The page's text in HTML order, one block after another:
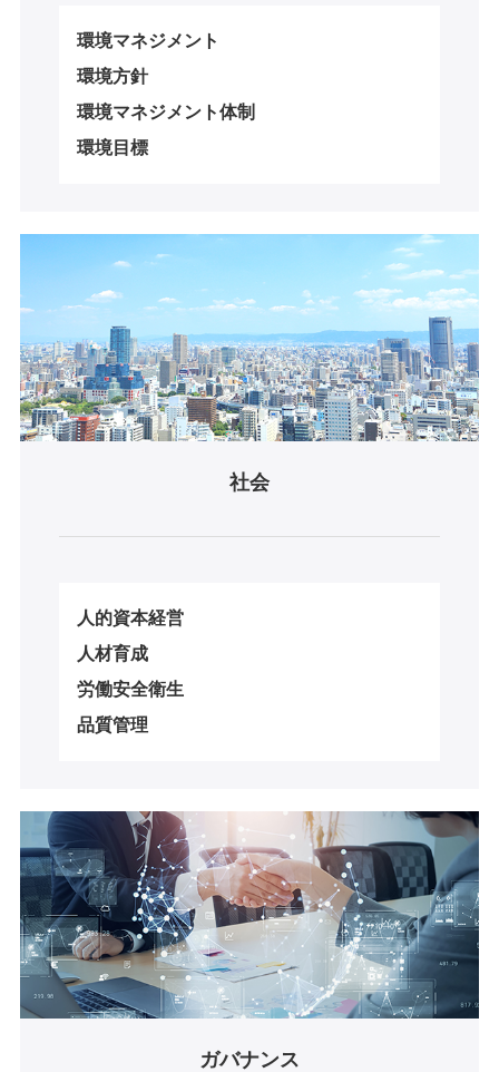
環境マネジメント
環境方針
環境マネジメント体制
環境目標
社会
人的資本経営
人材育成
労働安全衛生
品質管理
ガバナンス